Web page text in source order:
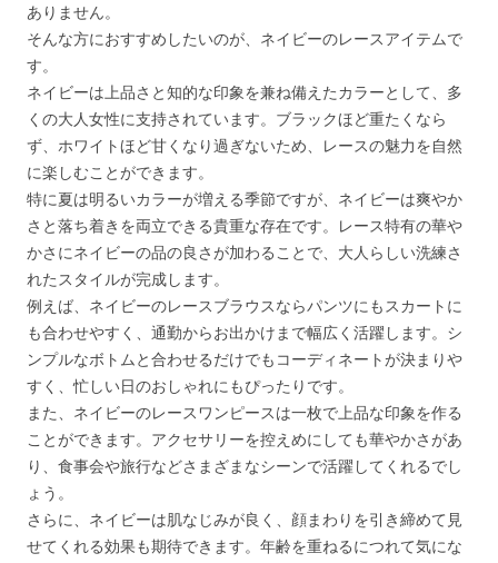
ありません。
そんな方におすすめしたいのが、ネイビーのレースアイテムで
す。
ネイビーは上品さと知的な印象を兼ね備えたカラーとして、多
くの大人女性に支持されています。ブラックほど重たくなら
ず、ホワイトほど甘くなり過ぎないため、レースの魅力を自然
に楽しむことができます。
特に夏は明るいカラーが増える季節ですが、ネイビーは爽やか
さと落ち着きを両立できる貴重な存在です。レース特有の華や
かさにネイビーの品の良さが加わることで、大人らしい洗練さ
れたスタイルが完成します。
例えば、ネイビーのレースブラウスならパンツにもスカートに
も合わせやすく、通勤からお出かけまで幅広く活躍します。シ
ンプルなボトムと合わせるだけでもコーディネートが決まりや
すく、忙しい日のおしゃれにもぴったりです。
また、ネイビーのレースワンピースは一枚で上品な印象を作る
ことができます。アクセサリーを控えめにしても華やかさがあ
り、食事会や旅行などさまざまなシーンで活躍してくれるでし
ょう。
さらに、ネイビーは肌なじみが良く、顔まわりを引き締めて見
せてくれる効果も期待できます。年齢を重ねるにつれて気にな